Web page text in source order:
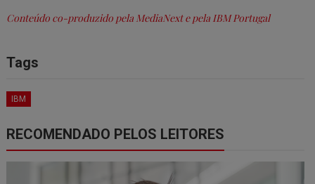
Conteúdo co-produzido pela MediaNext e pela IBM Portugal
Tags
IBM
RECOMENDADO PELOS LEITORES